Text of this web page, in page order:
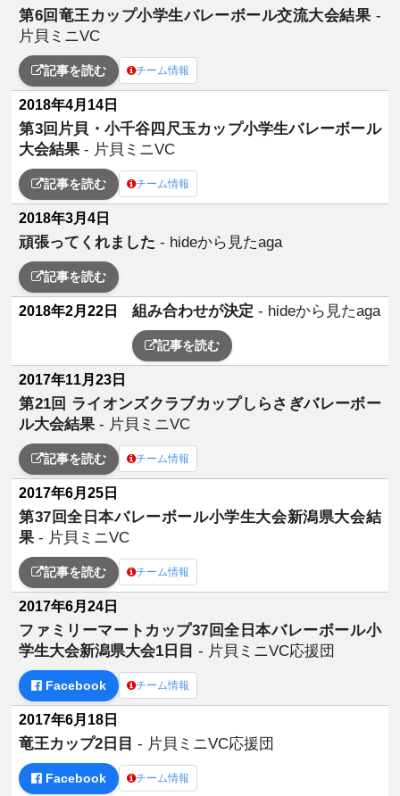
第6回竜王カップ小学生バレーボール交流大会結果 -
片貝ミニVC
記事を読む チーム情報
2018年4月14日
第3回片貝・小千谷四尺玉カップ小学生バレーボール
大会結果- 片貝ミニVC
記事を読む チーム情報
2018年3月4日
頑張ってくれました- hideから見たaga
記事を読む
2018年2月22日 組み合わせが決定- hideから見たaga
記事を読む
2017年11月23日
第21回 ライオンズクラブカップしらさぎバレーボー
ル大会結果- 片貝ミニVC
記事を読む チーム情報
2017年6月25日
第37回全日本バレーボール小学生大会新潟県大会結
果- 片貝ミニVC
記事を読む チーム情報
2017年6月24日
ファミリーマートカップ37回全日本バレーボール小
学生大会新潟県大会1日目- 片貝ミニVC応援団
Facebook チーム情報
2017年6月18日
竜王カップ2日目- 片貝ミニVC応援団
Facebook チーム情報